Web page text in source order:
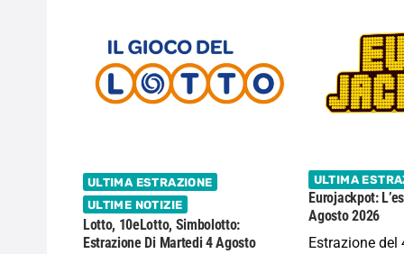
ULTIMA ESTRAZIONE
ULTIME NOTIZIE
Lotto, 10eLotto, Simbolotto:
Estrazione Di Martedi 4 Agosto
ULTIMA
Eurojackpot:
Agosto 2026
Estrazione del